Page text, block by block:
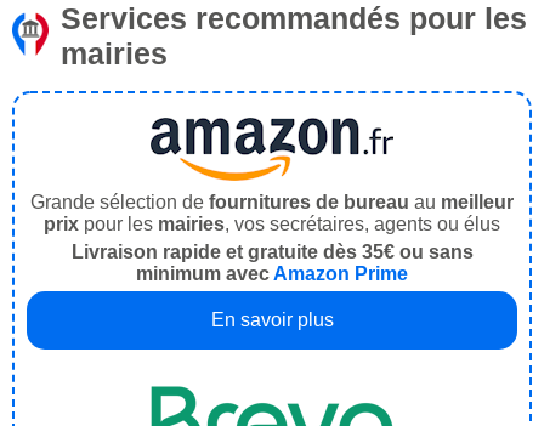
Services recommandés pour les
mairies
Grande sélection de fournitures de bureau au meilleur
prix pour les mairies, vos secrétaires, agents ou élus
Livraison rapide et gratuite dès 35€ ou sans
minimum avecAmazon Prime
En savoir plus